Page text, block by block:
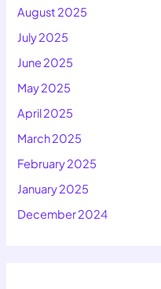
August 2025
July 2025
June 2025
May 2025
April 2025
March 2025
February 2025
January 2025
December 2024